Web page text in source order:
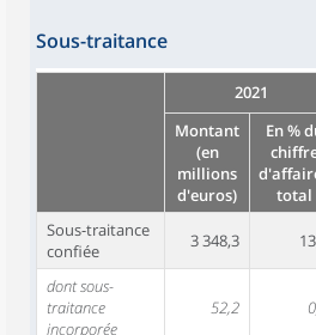
Sous-traitance
2021
Montant
(en
millions
d'euros)
En %
total
Sous-traitance
confiée
3 348,3
dont sous-
traitance
incorporée
52,2